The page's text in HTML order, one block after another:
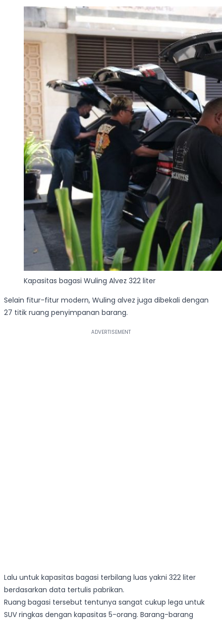
Kapasitas bagasi Wuling Alvez 322 liter
Selain fitur-fitur modern, Wuling alvez juga dibekali dengan
27 titik ruang penyimpanan barang.
Lalu untuk kapasitas bagasi terbilang luas yakni 322 liter
berdasarkan data tertulis pabrikan.
Ruang bagasi tersebut tentunya sangat cukup lega untuk
SUV ringkas dengan kapasitas 5-orang. Barang-barang